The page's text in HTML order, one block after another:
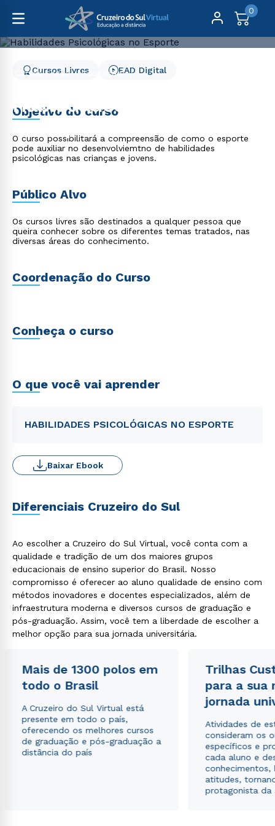
0
Cursos Livres
Educação
Habilidades Psicológicas
no Esporte
Cursos Livres EAD Digital
Objetivo do curso
O curso possibilitará a compreensão de como o esporte
pode auxiliar no desenvolviemtno de habilidades
psicológicas nas crianças e jovens.
Público Alvo
Os cursos livres são destinados a qualquer pessoa que
queira conhecer sobre os diferentes temas tratados, nas
diversas áreas do conhecimento.
Coordenação do Curso
Conheça o curso
O que você vai aprender
HABILIDADES PSICOLÓGICAS NO ESPORTE
Baixar Ebook
Diferenciais Cruzeiro do Sul
Ao escolher a Cruzeiro do Sul Virtual, você conta com a
qualidade e tradição de um dos maiores grupos
educacionais de ensino superior do Brasil. Nosso
compromisso é oferecer ao aluno qualidade de ensino com
métodos inovadores e docentes especializados, além de
infraestrutura moderna e diversos cursos de graduação e
pós-graduação. Assim, você tem a liberdade de escolher a
melhor opção para sua jornada universitária.
Mais de 1300 polos em
todo o Brasil
A Cruzeiro do Sul Virtual está
presente em todo o país,
oferecendo os melhores cursos
de graduação e pós-graduação a
distância do país
Trilhas
para a sua
jornada
Atividades de
consideram os
específicos e
cada aluno e
conhecimentos,
atitudes,
protagonista da